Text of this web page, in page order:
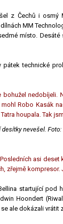
z Čechů i osmý
MM
místo.
pátek technické
bohužel nedobíjeli.
Robo Kasák
houpala. Tak
nevešel. Foto:
asi deset
zřejmě
startující pod
Hoondert
ale dokázali vrátit